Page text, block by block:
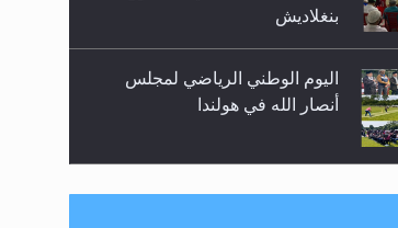
بنغلاديش
اليوم الوطني الرياضي لمجلس
أنصار الله في هولندا
إتمام حفظ القرآن الكريم لثلاثة